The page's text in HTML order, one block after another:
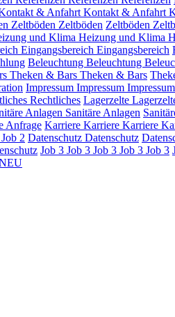
& Anfahrt Kontakt & Anfahrt
Zeltböden Zeltböden Zeltböden
und Klima Heizung und Klima
Eingangsbereich Eingangsbereich
Beleuchtung Beleuchtung
Theken & Bars Theken & Bars
Impressum Impressum
Rechtliches Lagerzelte
Anlagen Sanitäre Anlagen
Anfrage Karriere Karriere Karriere
Job 2 Datenschutz Datenschutz
Job 3 Job 3 Job 3 Job 3 Job 3